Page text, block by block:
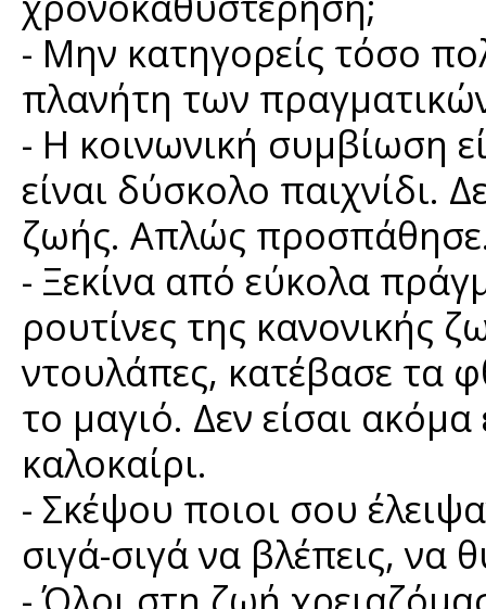
- Μην κατηγορείς τόσο
πλανήτη των
- Η κοινωνική συμβίωση
είναι δύσκολο παιχνίδι.
ζωής. Απλώς
- Ξεκίνα από εύκολα
ρουτίνες της κανονικής
ντουλάπες, κατέβασε τα
το μαγιό. Δεν είσαι
καλοκαίρι.
- Σκέψου ποιοι σου
σιγά-σιγά να βλέπεις, να